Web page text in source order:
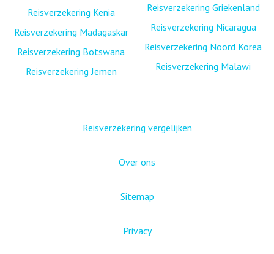
Reisverzekering Kenia
Reisverzekering Madagaskar
Reisverzekering Botswana
Reisverzekering Jemen
Reisverzekering Griekenland
Reisverzekering Nicaragua
Reisverzekering Noord Korea
Reisverzekering Malawi
Reisverzekering vergelijken
Over ons
Sitemap
Privacy